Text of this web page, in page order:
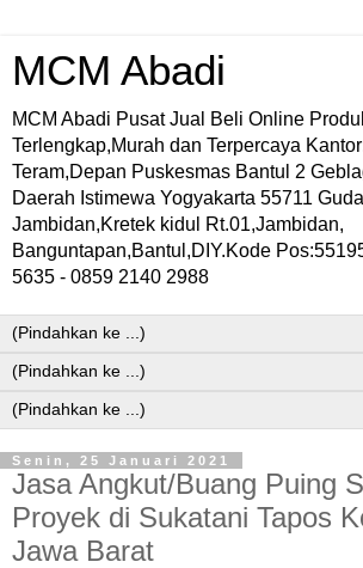
MCM Abadi
MCM Abadi Pusat Jual Beli Online
Terlengkap,Murah dan Terpercaya
Teram,Depan Puskesmas Bantul 2
Daerah Istimewa Yogyakarta 55711
Jambidan,Kretek kidul Rt.01,Jambidan,
Banguntapan,Bantul,DIY.Kode
5635 - 0859 2140 2988
Senin, 25 Januari 2021
Jasa Angkut/Buang Puing
Proyek di Sukatani Tapos
Jawa Barat